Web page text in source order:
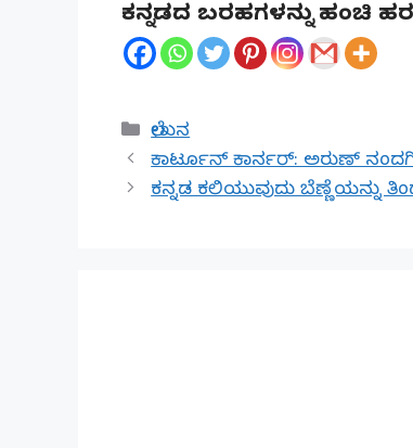
ಕನ್ನಡದ ಬರಹಗಳನ್ನು ಹಂಚಿ
Categories
ಲೇಖನ
ಕಾರ್ಟೂನ್ ಕಾರ್ನರ್: ಅರುಣ್
ಕನ್ನಡ ಕಲಿಯುವುದು ಬೆಣ್ಣೆಯನ್ನು